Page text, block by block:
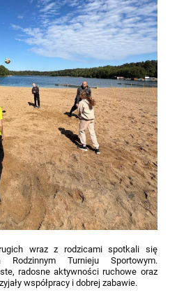
wraz z rodzicami spotkali się
Turnieju Sportowym.
radosne aktywności ruchowe oraz
współpracy i dobrej zabawie.